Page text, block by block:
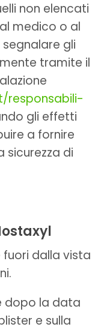
non elencati
medico o al
gli
tramite il
responsabili-
gli effetti
a fornire
sicurezza di
dalla vista
dopo la data
e sulla